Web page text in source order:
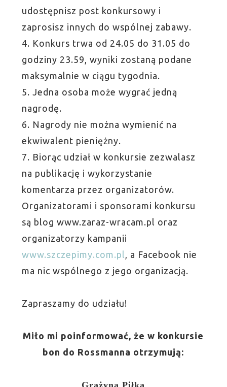
udostępnisz post konkursowy i
zaprosisz innych do wspólnej zabawy.
4. Konkurs trwa od 24.05 do 31.05 do
godziny 23.59, wyniki zostaną podane
maksymalnie w ciągu tygodnia.
5. Jedna osoba może wygrać jedną
nagrodę.
6. Nagrody nie można wymienić na
ekwiwalent pieniężny.
7. Biorąc udział w konkursie zezwalasz
na publikację i wykorzystanie
komentarza przez organizatorów.
Organizatorami i sponsorami konkursu
są blog www.zaraz-wracam.pl oraz
organizatorzy kampanii
www.szczepimy.com.pl
, a Facebook nie
ma nic wspólnego z jego organizacją.
Zapraszamy do udziału!
Miło mi poinformować, że w konkursie
bon do Rossmanna otrzymują:
Grażyna Piłka